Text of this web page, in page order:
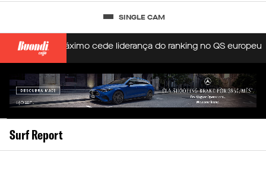
SINGLE CAM
Erica Máximo cede liderança do ranking no QS europeu
Surf Report